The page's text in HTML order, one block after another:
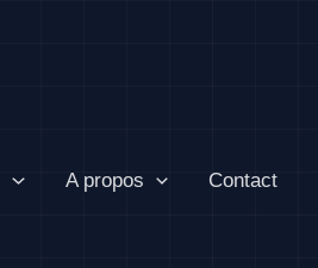
A propos Contact